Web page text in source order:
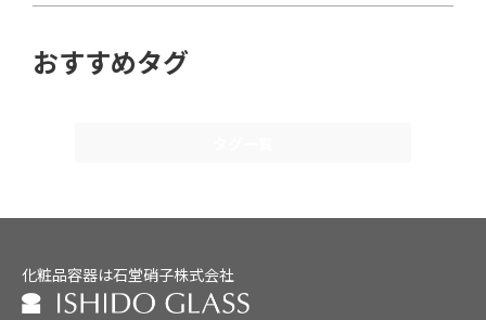
おすすめタグ
化粧品容器は石堂硝子株式会社